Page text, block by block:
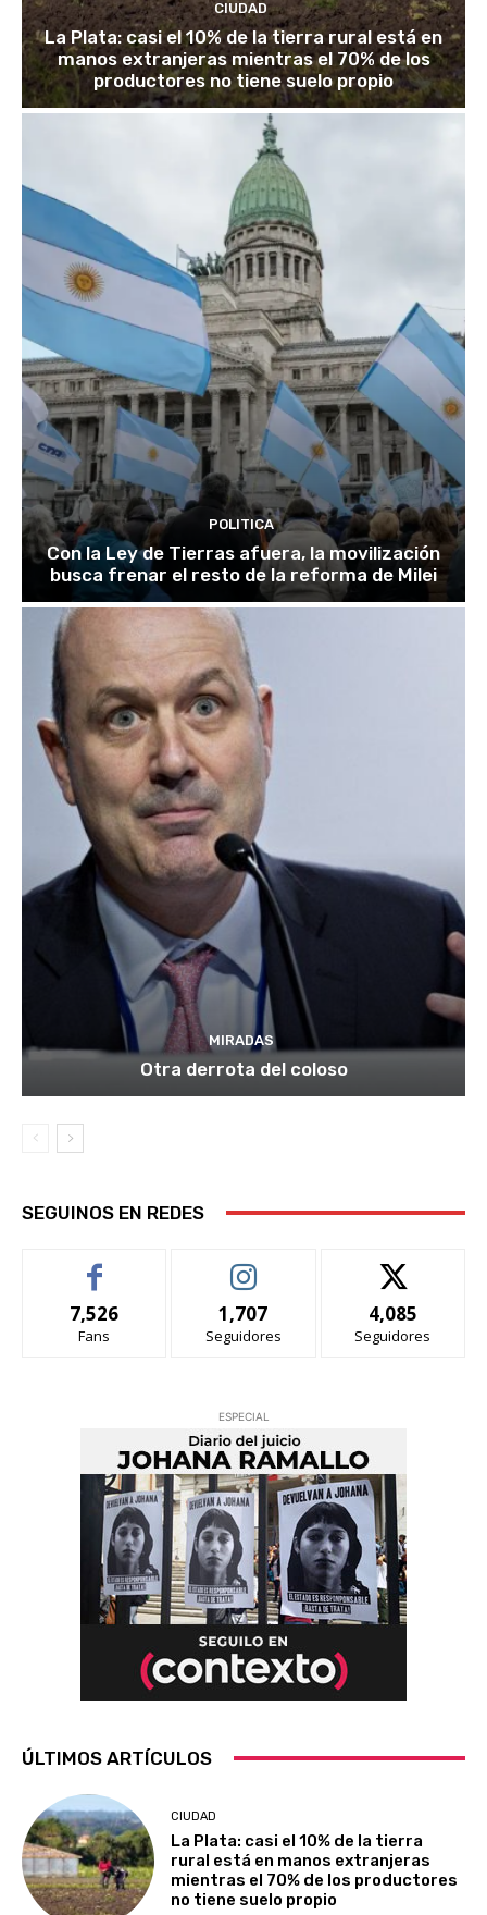
CIUDAD
La Plata: casi el 10% de la tierra rural está en
manos extranjeras mientras el 70% de los
productores no tiene suelo propio
POLITICA
Con la Ley de Tierras afuera, la movilización
busca frenar el resto de la reforma de Milei
MIRADAS
Otra derrota del coloso
SEGUINOS EN REDES
7,526
Fans
1,707
Seguidores
4,085
Seguidores
ESPECIAL
ÚLTIMOS ARTÍCULOS
CIUDAD
La Plata: casi el 10% de la tierra
rural está en manos extranjeras
mientras el 70% de los productores
no tiene suelo propio